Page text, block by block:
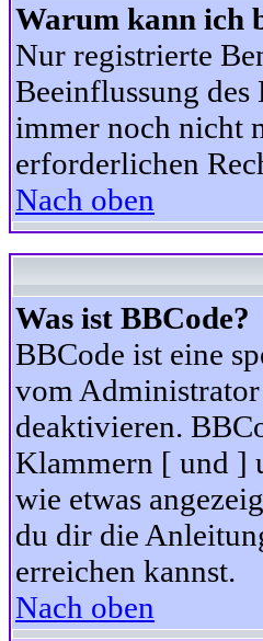
Warum kann ich
Nur registrierte
Beeinflussung
immer noch nicht
erforderlichen
Nach oben
Was ist BBCode?
BBCode ist eine
vom Administrator
deaktivieren.
Klammern [ und ]
wie etwas
du dir die
erreichen kannst.
Nach oben